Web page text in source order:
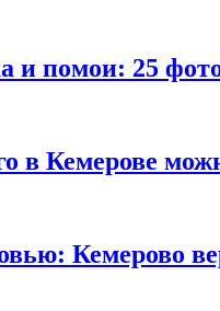
и помои: 25
в Кемерове
Кемерово